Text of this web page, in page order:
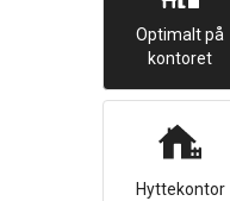
Optimalt på
kontoret
Hyttekontor